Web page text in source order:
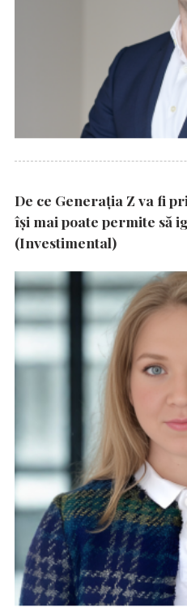
De ce Generația Z va fi
își mai poate permite să
(Investimental)